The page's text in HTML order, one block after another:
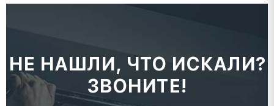
НЕ НАШЛИ, ЧТО ИСКАЛИ?
ЗВОНИТЕ!